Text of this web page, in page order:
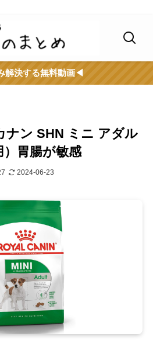
解決する無料動画◀︎
ナン SHN ミニ アダル
）胃腸が敏感
2024-06-23